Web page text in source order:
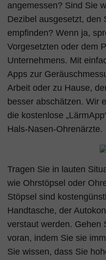
angemessen? Sind Sie
Dezibel ausgesetzt, den
empfinden? Wenn ja,
Vorgesetzten oder dem
Unternehmens. Mit
Apps zur
Arbeit oder zu Hause,
besser abschätzen. Wir
die kostenlose
Hals-Nasen-Ohrenärzte.
Tragen Sie in lauten
wie Ohrstöpsel oder
Stöpsel sind
Handtasche, der
verstaut werden. Gehen
voran, indem Sie sie
Sie wissen, dass Sie